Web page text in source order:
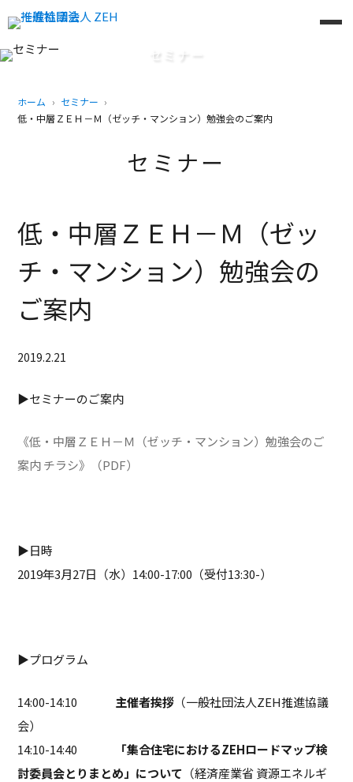
セミナー
ホーム
セミナー
低・中層ＺＥＨ－Ｍ（ゼッチ・マンション）勉強会のご案内
セミナー
低・中層ＺＥＨ－Ｍ（ゼッ
チ・マンション）勉強会の
ご案内
2019.2.21
▶セミナーのご案内
《低・中層ＺＥＨ－Ｍ（ゼッチ・マンション）勉強会のご
案内 チラシ》（PDF）
▶日時
2019年3月27日（水）14:00-17:00（受付13:30-）
▶プログラム
14:00-14:10 主催者挨拶 （一般社団法人ZEH推進協議
会）
14:10-14:40
「集合住宅におけるZEHロードマップ検
討委員会とりまとめ」について （経済産業省 資源エネルギ